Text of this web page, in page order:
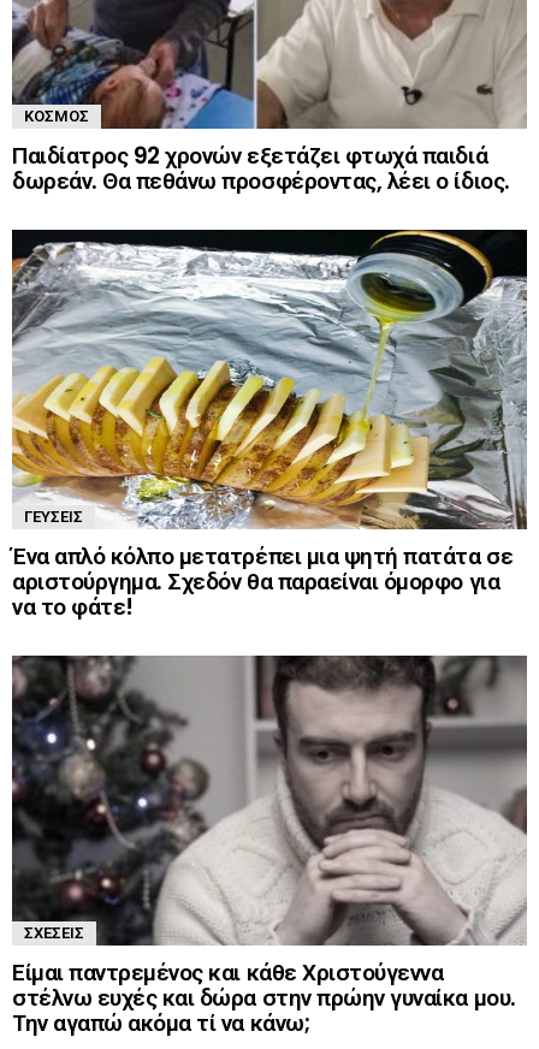
ΚΌΣΜΟΣ
Παιδίατρος 92 χρονών εξετάζει φτωχά παιδιά
δωρεάν. Θα πεθάνω προσφέροντας, λέει ο ίδιος.
ΓΕΎΣΕΙΣ
Ένα απλό κόλπο μετατρέπει μια ψητή πατάτα σε
αριστούργημα. Σχεδόν θα παραείναι όμορφο για
να το φάτε!
ΣΧΈΣΕΙΣ
Είμαι παντρεμένος και κάθε Χριστούγεννα
στέλνω ευχές και δώρα στην πρώην γυναίκα μου.
Την αγαπώ ακόμα τί να κάνω;